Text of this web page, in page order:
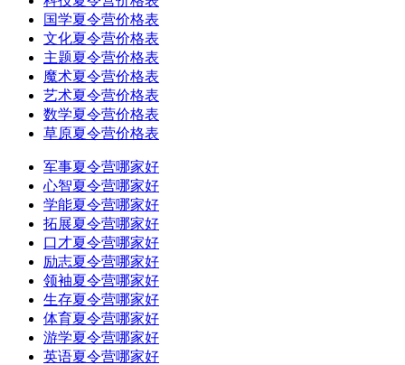
国学夏令营价格表
文化夏令营价格表
主题夏令营价格表
魔术夏令营价格表
艺术夏令营价格表
数学夏令营价格表
草原夏令营价格表
军事夏令营哪家好
心智夏令营哪家好
学能夏令营哪家好
拓展夏令营哪家好
口才夏令营哪家好
励志夏令营哪家好
领袖夏令营哪家好
生存夏令营哪家好
体育夏令营哪家好
游学夏令营哪家好
英语夏令营哪家好